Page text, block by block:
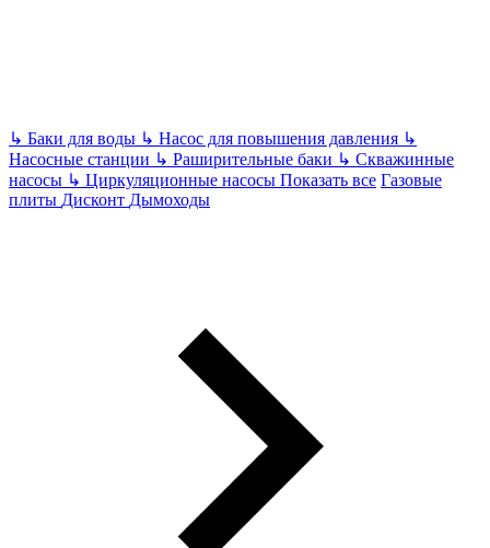
↳ Баки для воды ↳ Насос для повышения давления ↳
Насосные станции ↳ Раширительные баки ↳ Скважинные
насосы ↳ Циркуляционные насосы Показать все Газовые
плиты Дисконт Дымоходы